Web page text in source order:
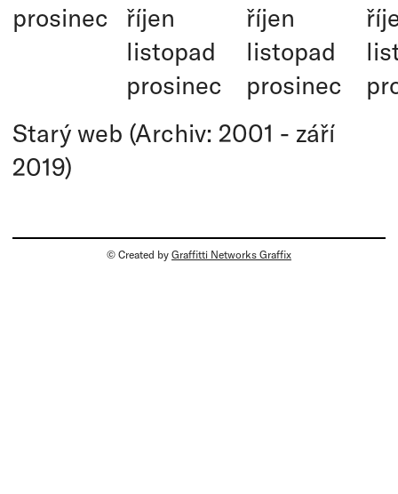
prosinec
říjen
listopad
prosinec
říjen
listopad
prosinec
Starý web (Archiv: 2001 - září
2019)
© Created by Graffitti Networks Graffix